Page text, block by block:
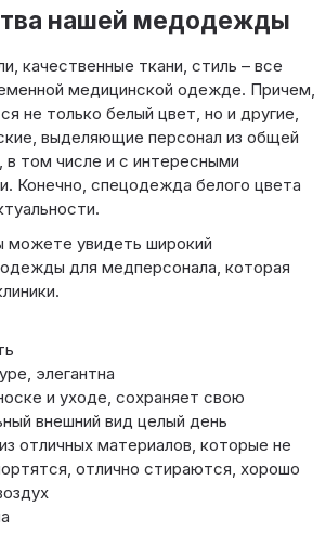
нашей медодежды
качественные ткани, стиль – все
медицинской одежде. Причем,
не только белый цвет, но и другие,
выделяющие персонал из общей
в том числе и с интересными
Конечно, спецодежда белого цвета
можете увидеть широкий
для медперсонала, которая
элегантна
и уходе, сохраняет свою
внешний вид целый день
отличных материалов, которые не
отлично стираются, хорошо